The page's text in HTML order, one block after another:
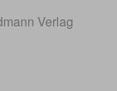
Verlag